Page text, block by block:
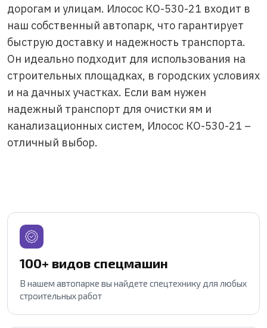
дорогам и улицам. Илосос КО-530-21 входит в
наш собственный автопарк, что гарантирует
быструю доставку и надежность транспорта.
Он идеально подходит для использования на
строительных площадках, в городских условиях
и на дачных участках. Если вам нужен
надежный транспорт для очистки ям и
канализационных систем, Илосос КО-530-21 –
отличный выбор.
100+ видов спецмашин
В нашем автопарке вы найдете спецтехнику для любых
строительных работ